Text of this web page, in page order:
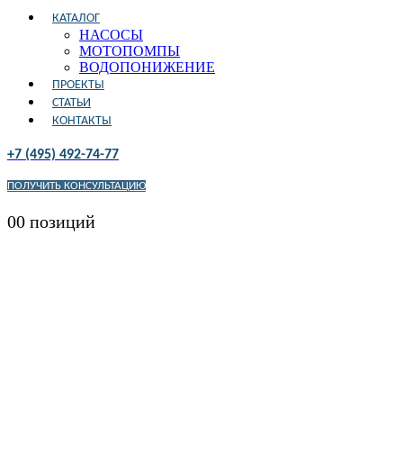
КАТАЛОГ
НАСОСЫ
МОТОПОМПЫ
ВОДОПОНИЖЕНИЕ
ПРОЕКТЫ
СТАТЬИ
КОНТАКТЫ
+7 (495) 492-74-77
ПОЛУЧИТЬ КОНСУЛЬТАЦИЮ
00 позиций